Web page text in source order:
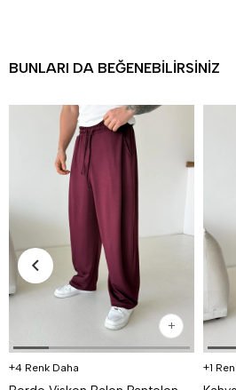
BUNLARI DA BEĞENEBILIRSINIZ
4 Renk Daha 1